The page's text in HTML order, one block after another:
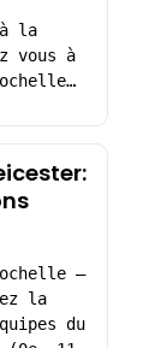
la
vous à
–
la
du